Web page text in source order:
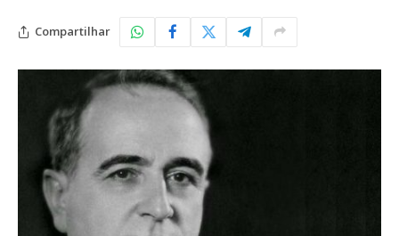
Compartilhar